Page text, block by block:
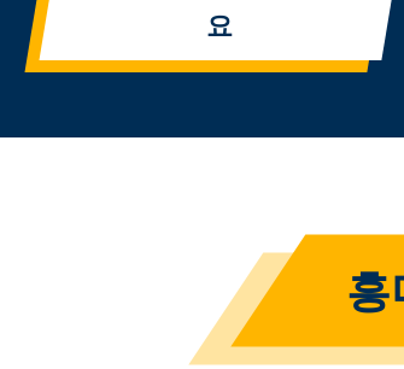
요
흥